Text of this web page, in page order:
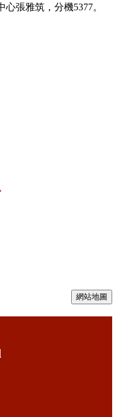
張雅筑，分機5377。
網站地圖